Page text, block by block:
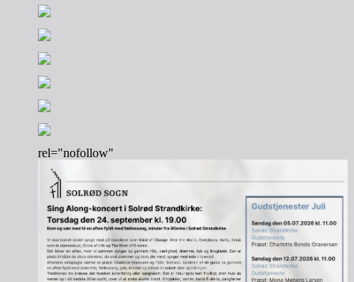
rel="nofollow"